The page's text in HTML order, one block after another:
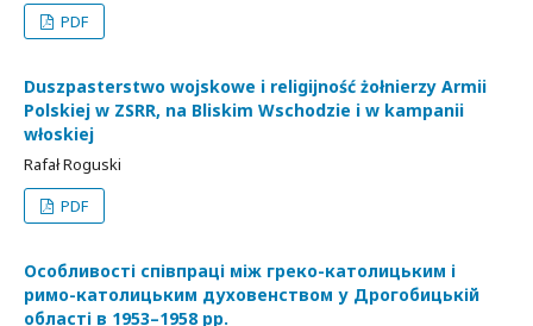
PDF
Duszpasterstwo wojskowe i religijność żołnierzy Armii
Polskiej w ZSRR, na Bliskim Wschodzie i w kampanii
włoskiej
Rafał Roguski
PDF
Особливості співпраці між греко-католицьким і
римо-католицьким духовенством у Дрогобицькій
області в 1953–1958 рр.